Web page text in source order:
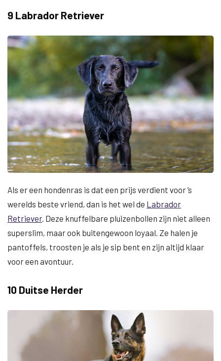
9 Labrador Retriever
Als er een hondenras is dat een prijs verdient voor ’s
werelds beste vriend, dan is het wel de Labrador
Retriever. Deze knuffelbare pluizenbollen zijn niet alleen
superslim, maar ook buitengewoon loyaal. Ze halen je
pantoffels, troosten je als je sip bent en zijn altijd klaar
voor een avontuur.
10 Duitse Herder